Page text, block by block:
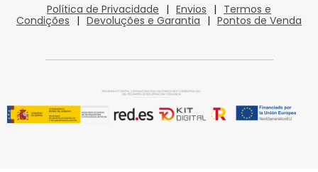
Política de Privacidade | Envios | Termos e
Condições | Devoluções e Garantia | Pontos de Venda